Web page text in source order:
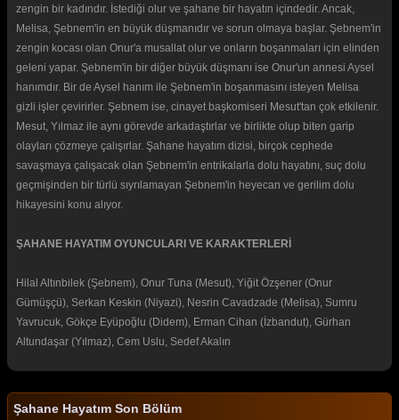
zengin bir kadındır. İstediği olur ve şahane bir hayatın içindedir. Ancak,
Melisa, Şebnem'in en büyük düşmanıdır ve sorun olmaya başlar. Şebnem'in
zengin kocası olan Onur'a musallat olur ve onların boşanmaları için elinden
geleni yapar. Şebnem'in bir diğer büyük düşmanı ise Onur'un annesi Aysel
hanımdır. Bir de Aysel hanım ile Şebnem'in boşanmasını isteyen Melisa
gizli işler çevirirler. Şebnem ise, cinayet başkomiseri Mesut'tan çok etkilenir.
Mesut, Yılmaz ile aynı görevde arkadaştırlar ve birlikte olup biten garip
olayları çözmeye çalışırlar. Şahane hayatım dizisi, birçok cephede
savaşmaya çalışacak olan Şebnem'in entrikalarla dolu hayatını, suç dolu
geçmişinden bir türlü sıyrılamayan Şebnem'in heyecan ve gerilim dolu
hikayesini konu alıyor.
ŞAHANE HAYATIM OYUNCULARI VE KARAKTERLERİ
Hilal Altınbilek (Şebnem), Onur Tuna (Mesut), Yiğit Özşener (Onur
Gümüşçü), Serkan Keskin (Niyazi), Nesrin Cavadzade (Melisa), Sumru
Yavrucuk, Gökçe Eyüpoğlu (Didem), Erman Cihan (İzbandut), Gürhan
Altundaşar (Yılmaz), Cem Uslu, Sedef Akalın
Şahane Hayatım Son Bölüm